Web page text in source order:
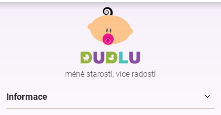
Z
méně starostí, více radostí
Informace